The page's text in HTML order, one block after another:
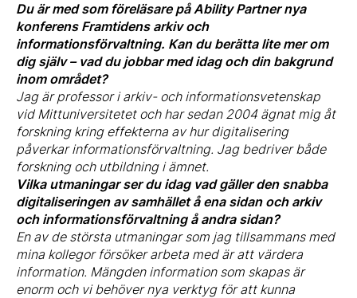
Du är med som föreläsare på Ability Partner nya
konferens Framtidens arkiv och
informationsförvaltning. Kan du berätta lite mer om
dig själv – vad du jobbar med idag och din bakgrund
inom området?
Jag är professor i arkiv- och informationsvetenskap
vid Mittuniversitetet och har sedan 2004 ägnat mig åt
forskning kring effekterna av hur digitalisering
påverkar informationsförvaltning. Jag bedriver både
forskning och utbildning i ämnet.
Vilka utmaningar ser du idag vad gäller den snabba
digitaliseringen av samhället å ena sidan och arkiv
och informationsförvaltning å andra sidan?
En av de största utmaningar som jag tillsammans med
mina kollegor försöker arbeta med är att värdera
information. Mängden information som skapas är
enorm och vi behöver nya verktyg för att kunna